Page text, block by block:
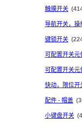
触摸开关
导航开关，操
键锁开关
可配置开关元
可配置开关元
快动，限位开
配件 - 帽盖
小键盘开关